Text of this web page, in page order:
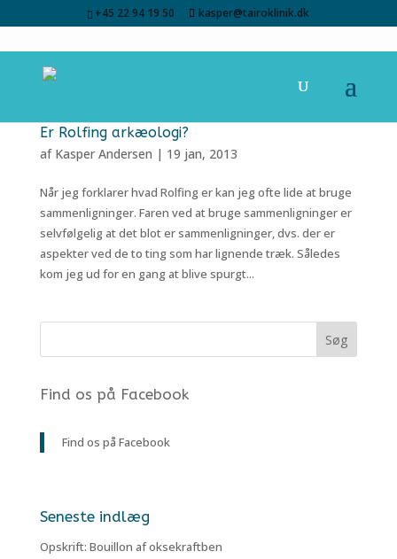
+45 22 94 19 50 kasper@tairoklinik.dk
Er Rolfing arkæologi?
af Kasper Andersen | 19 jan, 2013
Når jeg forklarer hvad Rolfing er kan jeg ofte lide at bruge
sammenligninger. Faren ved at bruge sammenligninger er
selvfølgelig at det blot er sammenligninger, dvs. der er
aspekter ved de to ting som har lignende træk. Således
kom jeg ud for en gang at blive spurgt...
Find os på Facebook
Find os på Facebook
Seneste indlæg
Opskrift: Bouillon af oksekraftben